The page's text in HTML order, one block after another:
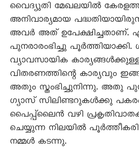
വൈദ്യുതി മേഖലയിൽ
അനിവാര്യമായ
അവർ അത് ഉപേക്ഷിച്ചതാണ്.
പുനരാരംഭിച്ചു പൂർത്തിയാക്കി.
വ്യാവസായിക
വിതരണത്തിന്റെ കാര്യവും
അതും സ്തംഭിച്ചുനിന്നു. അതു
ഗ്യാസ് സിലിണ്ടറുകൾക്കു പകരം
പൈപ്പ്‌ലൈൻ വഴി
ചെയ്യുന്ന നിലയിൽ
നമ്മൾ കടന്നു.